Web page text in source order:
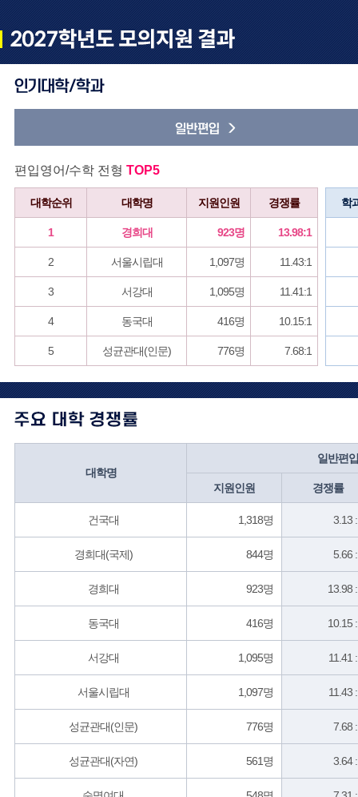
편입영어/수학 전형 TOP5
대학순위 대학명 지원인원 경쟁률
1 경희대 923명 13.98:1
2 서울시립대 1,097명 11.43:1
3 서강대 1,095명 11.41:1
4 동국대 416명 10.15:1
5 성균관대(인문) 776명 7.68:1
학
대학명
일반편입
지원인원 경쟁률
건국대 1,318명 3.13
경희대(국제) 844명 5.66
경희대 923명 13.98
동국대 416명 10.15
서강대 1,095명 11.41
서울시립대 1,097명 11.43
성균관대(인문) 776명 7.68
성균관대(자연) 561명 3.64